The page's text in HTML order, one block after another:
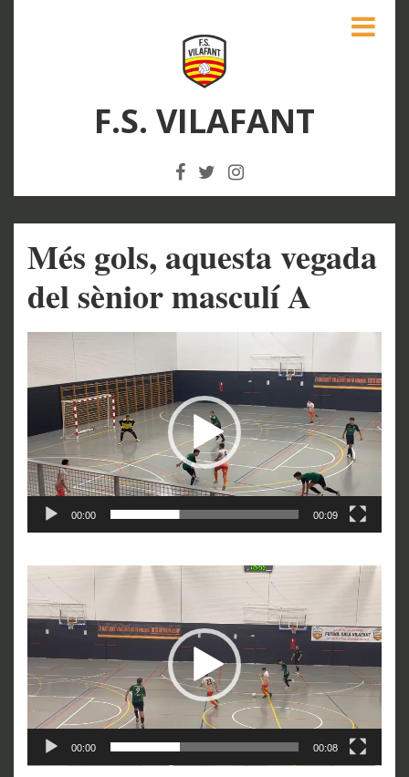
F.S. VILAFANT
Més gols, aquesta vegada
del sènior masculí A
Reproductor
vídeo
00:00 00:09
Reproductor
vídeo
00:00 00:08